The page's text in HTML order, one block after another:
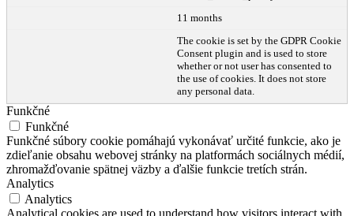
11 months
The cookie is set by the GDPR Cookie
Consent plugin and is used to store
whether or not user has consented to
the use of cookies. It does not store
any personal data.
Funkčné
Funkčné
Funkčné súbory cookie pomáhajú vykonávať určité funkcie, ako je
zdieľanie obsahu webovej stránky na platformách sociálnych médií,
zhromažďovanie spätnej väzby a ďalšie funkcie tretích strán.
Analytics
Analytics